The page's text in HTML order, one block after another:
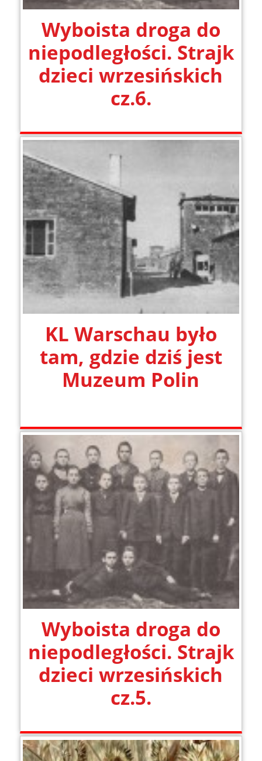
Wyboista droga do
niepodległości. Strajk
dzieci wrzesińskich
cz.6.
KL Warschau było
tam, gdzie dziś jest
Muzeum Polin
Wyboista droga do
niepodległości. Strajk
dzieci wrzesińskich
cz.5.